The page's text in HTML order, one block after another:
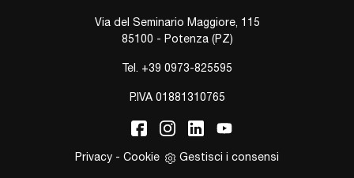
Via del Seminario Maggiore, 115
85100 - Potenza (PZ)
Tel. +39 0973-825595
P.IVA 01881310765
Privacy - Cookie Gestisci i consensi